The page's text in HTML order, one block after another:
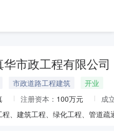
市政工程有限公司
市政道路工程建筑
开业
注册资本： 100万元
成